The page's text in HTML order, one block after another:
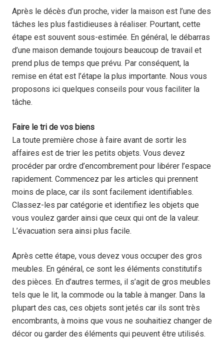
Après le décès d’un proche, vider la maison est l’une des
tâches les plus fastidieuses à réaliser. Pourtant, cette
étape est souvent sous-estimée. En général, le débarras
d’une maison demande toujours beaucoup de travail et
prend plus de temps que prévu. Par conséquent, la
remise en état est l’étape la plus importante. Nous vous
proposons ici quelques conseils pour vous faciliter la
tâche.
Faire le tri de vos biens
La toute première chose à faire avant de sortir les
affaires est de trier les petits objets. Vous devez
procéder par ordre d’encombrement pour libérer l’espace
rapidement. Commencez par les articles qui prennent
moins de place, car ils sont facilement identifiables.
Classez-les par catégorie et identifiez les objets que
vous voulez garder ainsi que ceux qui ont de la valeur.
L’évacuation sera ainsi plus facile.
Après cette étape, vous devez vous occuper des gros
meubles. En général, ce sont les éléments constitutifs
des pièces. En d’autres termes, il s’agit de gros meubles
tels que le lit, la commode ou la table à manger. Dans la
plupart des cas, ces objets sont jetés car ils sont très
encombrants, à moins que vous ne souhaitiez changer de
décor ou garder des éléments qui peuvent être utilisés.